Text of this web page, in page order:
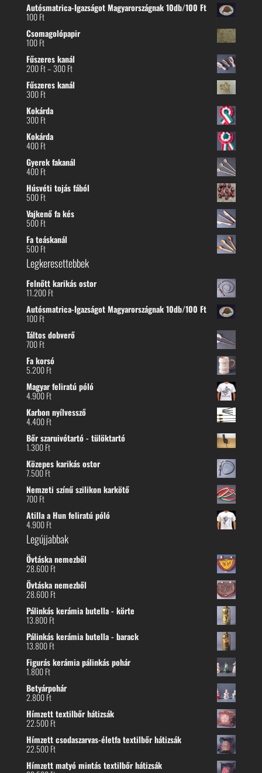
Autósmatrica-Igazságot Magyarországnak 10db/100 Ft
100Ft
Csomagolópapir
100Ft
Fűszeres kanál
200Ft–300FtÁrtartomány:
-
Fűszeres kanál
300Ft
Kokárda
300Ft
Kokárda
400Ft
Gyerek fakanál
400Ft
Húsvéti tojás fából
500Ft
Vajkenő fa kés
500Ft
Fa teáskanál
500Ft
Legkeresettebbek
Felnőtt karikás ostor
11.200Ft
Autósmatrica-Igazságot Magyarországnak 10db/100 Ft
100Ft
Táltos dobverő
700Ft
Fa korsó
5.200Ft
Magyar feliratú póló
4.900Ft
Karbon nyílvessző
4.400Ft
Bőr szaruivótartó - tülöktartó
1.300Ft
Közepes karikás ostor
7.500Ft
Nemzeti színű szilikon karkötő
700Ft
Atilla a Hun feliratú póló
4.900Ft
Legújjabbak
Övtáska nemezből
28.600Ft
Övtáska nemezből
28.600Ft
Pálinkás kerámia butella - körte
13.800Ft
Pálinkás kerámia butella - barack
13.800Ft
Figurás kerámia pálinkás pohár
1.800Ft
Betyárpohár
2.800Ft
Hímzett textilbőr hátizsák
22.500Ft
Hímzett csodaszarvas-életfa textilbőr hátizsák
22.500Ft
Hímzett matyó mintás textilbőr hátizsák